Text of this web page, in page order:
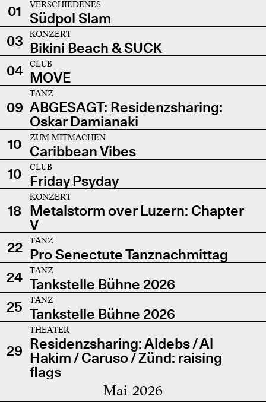
01
VERSCHIEDENES
Südpol Slam
03
KONZERT
Bikini Beach & SUCK
04
CLUB
MOVE
09
TANZ
ABGESAGT: Residenzsharing:
Oskar Damianaki
10
ZUM MITMACHEN
Caribbean Vibes
10
CLUB
Friday Psyday
18
KONZERT
Metalstorm over Luzern: Chapter
V
22
TANZ
Pro Senectute Tanznachmittag
24
TANZ
Tankstelle Bühne 2026
25
TANZ
Tankstelle Bühne 2026
29
THEATER
Residenzsharing: Aldebs / Al
Hakim / Caruso / Zünd: raising
flags
Mai 2026